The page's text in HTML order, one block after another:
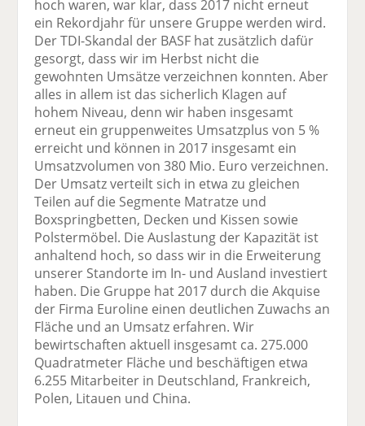
hoch waren, war klar, dass 2017 nicht erneut
ein Rekordjahr für unsere Gruppe werden wird.
Der TDI-Skandal der BASF hat zusätzlich dafür
gesorgt, dass wir im Herbst nicht die
gewohnten Umsätze verzeichnen konnten. Aber
alles in allem ist das sicherlich Klagen auf
hohem Niveau, denn wir haben insgesamt
erneut ein gruppenweites Umsatzplus von 5 %
erreicht und können in 2017 insgesamt ein
Umsatzvolumen von 380 Mio. Euro verzeichnen.
Der Umsatz verteilt sich in etwa zu gleichen
Teilen auf die Segmente Matratze und
Boxspringbetten, Decken und Kissen sowie
Polstermöbel. Die Auslastung der Kapazität ist
anhaltend hoch, so dass wir in die Erweiterung
unserer Standorte im In- und Ausland investiert
haben. Die Gruppe hat 2017 durch die Akquise
der Firma Euroline einen deutlichen Zuwachs an
Fläche und an Umsatz erfahren. Wir
bewirtschaften aktuell insgesamt ca. 275.000
Quadratmeter Fläche und beschäftigen etwa
6.255 Mitarbeiter in Deutschland, Frankreich,
Polen, Litauen und China.